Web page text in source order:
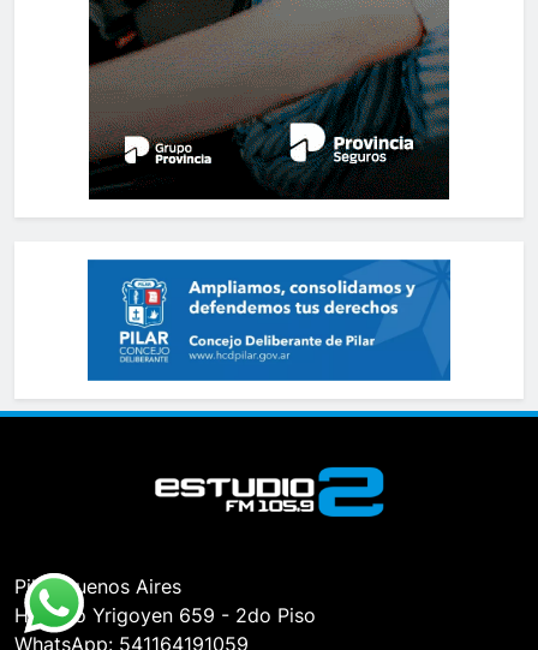
Pilar, Buenos Aires
Hipólito Yrigoyen 659 - 2do Piso
WhatsApp: 541164191059